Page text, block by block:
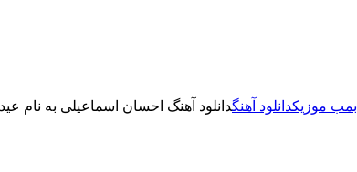
بمب موزیکدانلود آهنگدانلود آهنگ احسان اسماعیلی به نام